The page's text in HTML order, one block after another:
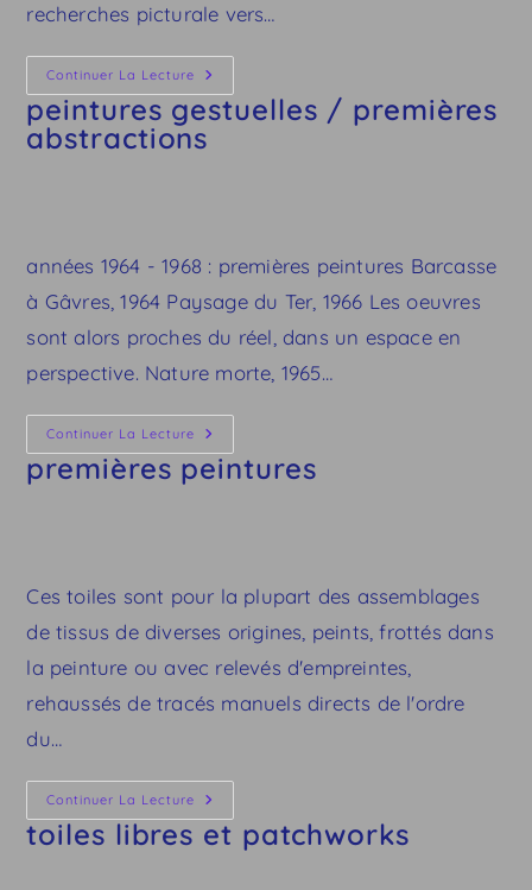
recherches picturale vers…
Continuer La Lecture Peintures
Gestuelles
/
Premières
Abstractions
peintures gestuelles / premières
abstractions
années 1964 - 1968 : premières peintures Barcasse
à Gâvres, 1964 Paysage du Ter, 1966 Les oeuvres
sont alors proches du réel, dans un espace en
perspective. Nature morte, 1965…
Continuer La Lecture Premières
Peintures
premières peintures
Ces toiles sont pour la plupart des assemblages
de tissus de diverses origines, peints, frottés dans
la peinture ou avec relevés d'empreintes,
rehaussés de tracés manuels directs de l'ordre
du…
Continuer La Lecture Toiles
Libres
Et
Patchworks
toiles libres et patchworks